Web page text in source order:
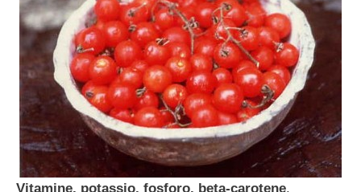
Vitamine, potassio, fosforo, beta-carotene.